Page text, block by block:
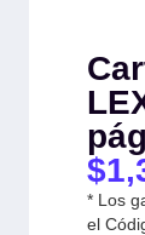
$
* Los
el